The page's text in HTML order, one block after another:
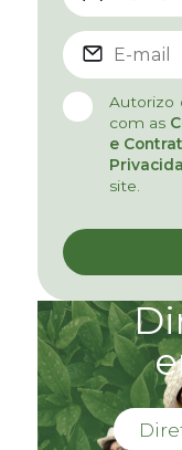
Autorizo
com as
e
site.